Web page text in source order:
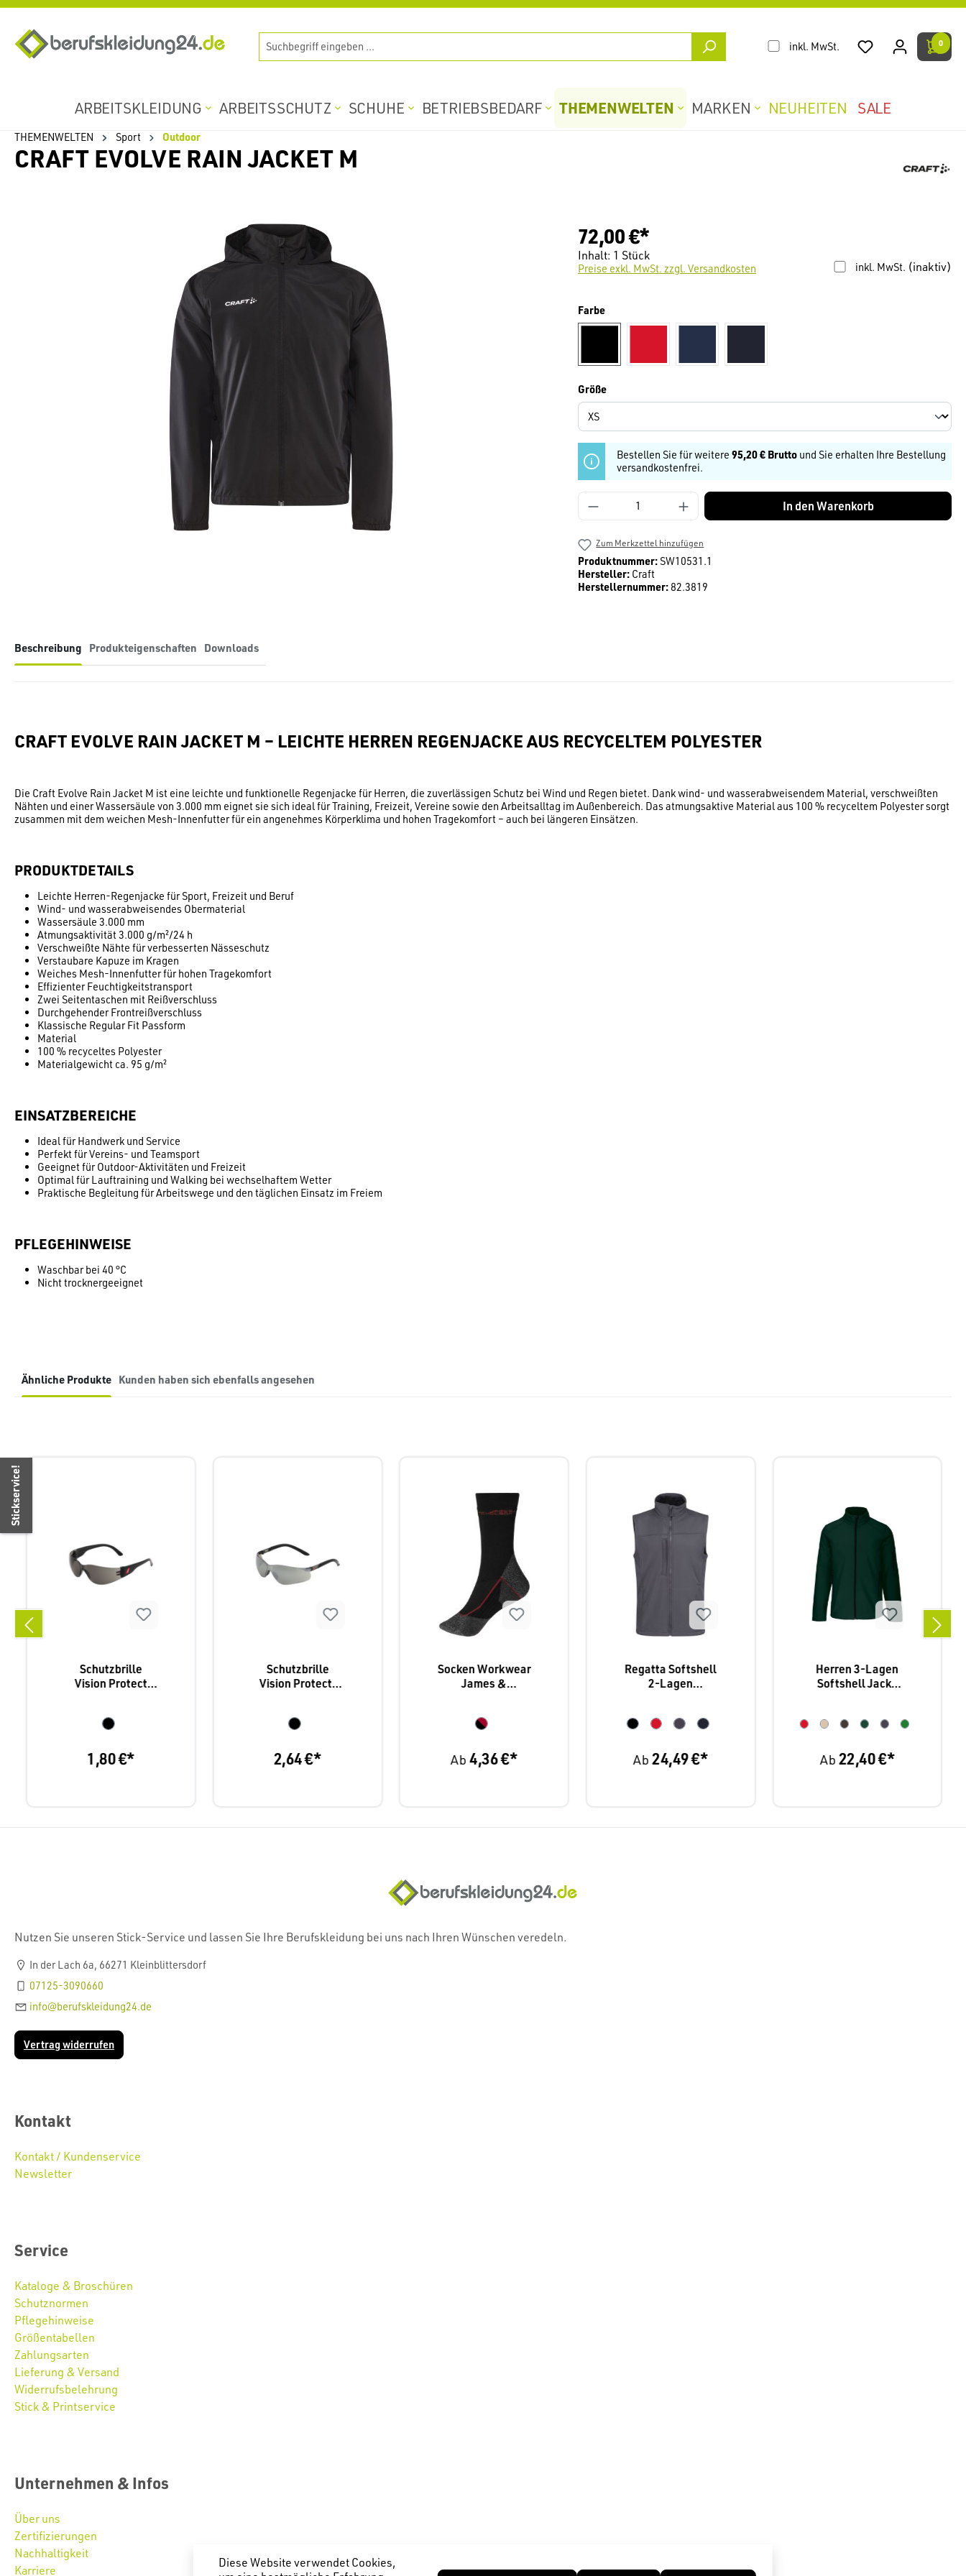
inkl. MwSt. 0
ARBEITSKLEIDUNG ARBEITSSCHUTZ SCHUHE BETRIEBSBEDARF THEMENWELTEN MARKEN NEUHEITEN SALE
THEMENWELTEN Sport Outdoor
CRAFT EVOLVE RAIN JACKET M
72,00 €*
Inhalt: 1 Stück
inkl. MwSt. (inaktiv)
Preise exkl. MwSt. zzgl. Versandkosten
Farbeauswählen
Größeauswählen
Bestellen Sie für weitere 95,20 € Brutto und Sie erhalten Ihre Bestellung
versandkostenfrei.
Produkt Anzahl: Gib den gewünschten Wert ein
In den Warenkorb
Zum Merkzettel hinzufügen
Produktnummer:SW10531.1
Hersteller: Craft
Herstellernummer: 82.3819
Beschreibung Produkteigenschaften Downloads
CRAFT EVOLVE RAIN JACKET M – LEICHTE HERREN REGENJACKE AUS RECYCELTEM POLYESTER
Die Craft Evolve Rain Jacket M ist eine leichte und funktionelle Regenjacke für Herren, die zuverlässigen Schutz bei Wind und Regen bietet. Dank wind- und wasserabweisendem Material, verschweißten
Nähten und einer Wassersäule von 3.000 mm eignet sie sich ideal für Training, Freizeit, Vereine sowie den Arbeitsalltag im Außenbereich. Das atmungsaktive Material aus 100 % recyceltem Polyester sorgt
zusammen mit dem weichen Mesh-Innenfutter für ein angenehmes Körperklima und hohen Tragekomfort – auch bei längeren Einsätzen.
PRODUKTDETAILS
Leichte Herren-Regenjacke für Sport, Freizeit und Beruf
Wind- und wasserabweisendes Obermaterial
Wassersäule 3.000 mm
Atmungsaktivität 3.000 g/m²/24 h
Verschweißte Nähte für verbesserten Nässeschutz
Verstaubare Kapuze im Kragen
Weiches Mesh-Innenfutter für hohen Tragekomfort
Effizienter Feuchtigkeitstransport
Zwei Seitentaschen mit Reißverschluss
Durchgehender Frontreißverschluss
Klassische Regular Fit Passform
Material
100 % recyceltes Polyester
Materialgewicht ca. 95 g/m²
EINSATZBEREICHE
Ideal für Handwerk und Service
Perfekt für Vereins- und Teamsport
Geeignet für Outdoor-Aktivitäten und Freizeit
Optimal für Lauftraining und Walking bei wechselhaftem Wetter
Praktische Begleitung für Arbeitswege und den täglichen Einsatz im Freiem
PFLEGEHINWEISE
Waschbar bei 40 °C
Nicht trocknergeeignet
Ähnliche Produkte Kunden haben sich ebenfalls angesehen
Schutzbrille
Vision Protect
1,80 €*
Schutzbrille
Vision Protect,
2,64 €*
Socken Workwear
James &
Ab4,36 €*
Regatta Softshell
2-Lagen
Ab 24,49 €*
Herren 3-Lagen
Softshell Jacke
Ab 22,40 €*
Nutzen Sie unseren Stick-Service und lassen Sie Ihre Berufskleidung bei uns nach Ihren Wünschen veredeln.
In der Lach 6a, 66271 Kleinblittersdorf
07125-3090660
info@berufskleidung24.de
Vertrag widerrufen
Kontakt
Kontakt / Kundenservice
Newsletter
Service
Kataloge & Broschüren
Schutznormen
Pflegehinweise
Größentabellen
Zahlungsarten
Lieferung & Versand
Widerrufsbelehrung
Stick & Printservice
Unternehmen & Infos
Über uns
Zertifizierungen
Nachhaltigkeit
Karriere
Stickservice!
Diese Website verwendet Cookies,